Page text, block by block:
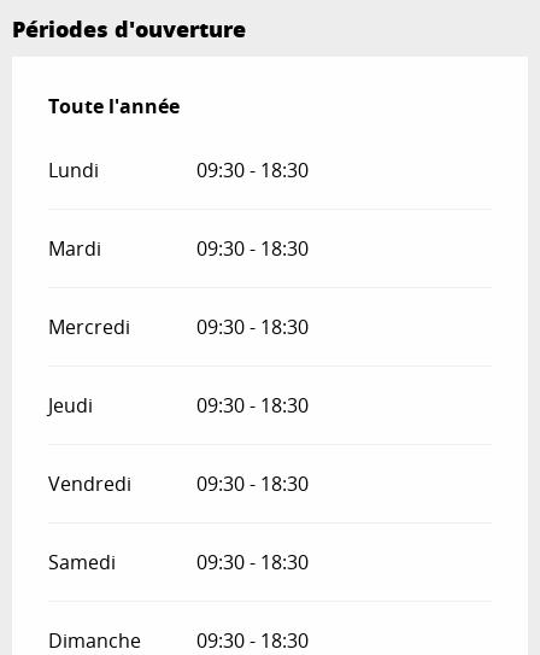
Périodes d'ouverture
Toute l'année
Toute l'année
Lundi 09:30 - 18:30
Mardi 09:30 - 18:30
Mercredi 09:30 - 18:30
Jeudi 09:30 - 18:30
Vendredi 09:30 - 18:30
Samedi 09:30 - 18:30
Dimanche 09:30 - 18:30